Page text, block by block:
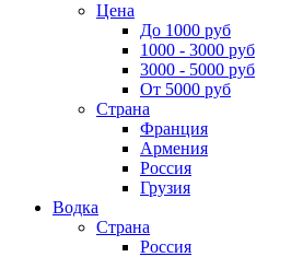
Цена
До 1000 руб
1000 - 3000 руб
3000 - 5000 руб
От 5000 руб
Страна
Франция
Армения
Россия
Грузия
Водка
Страна
Россия